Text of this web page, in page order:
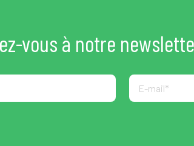
vous à notre